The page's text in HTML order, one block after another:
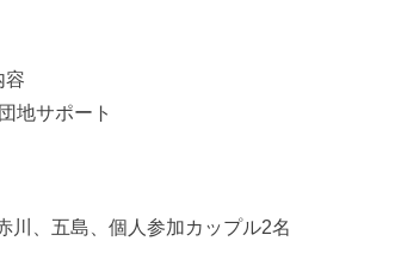
容
地サポート
川、五島、個人参加カップル2名